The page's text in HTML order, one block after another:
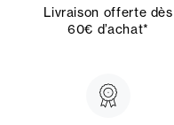
Livraison offerte dès
60€ d’achat*